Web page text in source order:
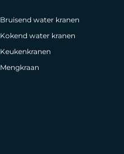
Bruisend water kranen
Kokend water kranen
Keukenkranen
Mengkraan